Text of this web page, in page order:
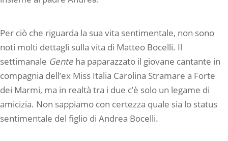
Per ciò che riguarda la sua vita sentimentale, non sono
noti molti dettagli sulla vita di Matteo Bocelli. Il
settimanale Gente ha paparazzato il giovane cantante in
compagnia dell’ex Miss Italia Carolina Stramare a Forte
dei Marmi, ma in realtà tra i due c’è solo un legame di
amicizia. Non sappiamo con certezza quale sia lo status
sentimentale del figlio di Andrea Bocelli.